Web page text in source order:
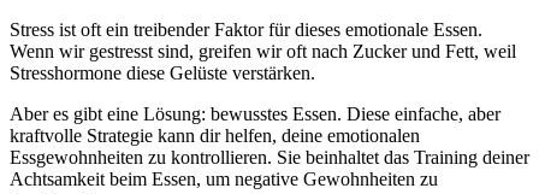
Stress ist oft ein treibender Faktor für dieses emotionale Essen.
Wenn wir gestresst sind, greifen wir oft nach Zucker und Fett, weil
Stresshormone diese Gelüste verstärken.
Aber es gibt eine Lösung: bewusstes Essen. Diese einfache, aber
kraftvolle Strategie kann dir helfen, deine emotionalen
Essgewohnheiten zu kontrollieren. Sie beinhaltet das Training deiner
Achtsamkeit beim Essen, um negative Gewohnheiten zu